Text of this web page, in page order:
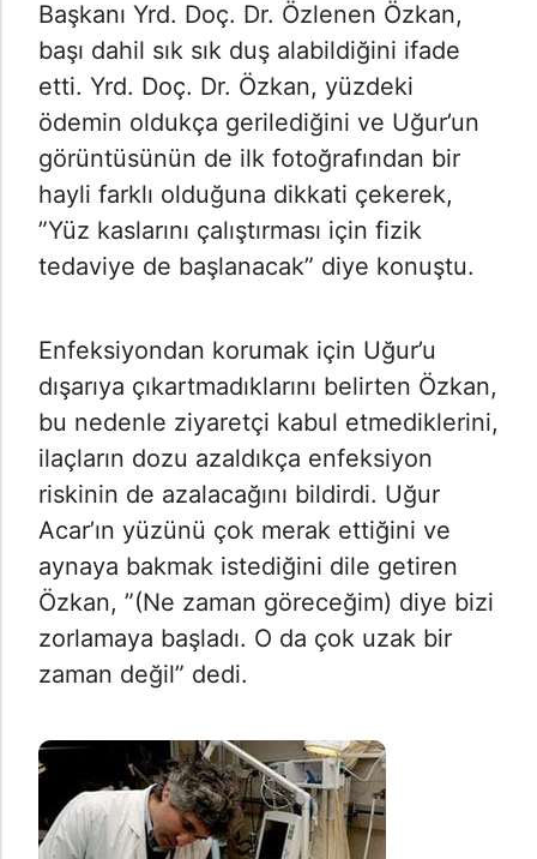
Başkanı Yrd. Doç. Dr. Özlenen Özkan,
başı dahil sık sık duş alabildiğini ifade
etti. Yrd. Doç. Dr. Özkan, yüzdeki
ödemin oldukça gerilediğini ve Uğur’un
görüntüsünün de ilk fotoğrafından bir
hayli farklı olduğuna dikkati çekerek,
”Yüz kaslarını çalıştırması için fizik
tedaviye de başlanacak” diye konuştu.
Enfeksiyondan korumak için Uğur’u
dışarıya çıkartmadıklarını belirten Özkan,
bu nedenle ziyaretçi kabul etmediklerini,
ilaçların dozu azaldıkça enfeksiyon
riskinin de azalacağını bildirdi. Uğur
Acar’ın yüzünü çok merak ettiğini ve
aynaya bakmak istediğini dile getiren
Özkan, ”(Ne zaman göreceğim) diye bizi
zorlamaya başladı. O da çok uzak bir
zaman değil” dedi.